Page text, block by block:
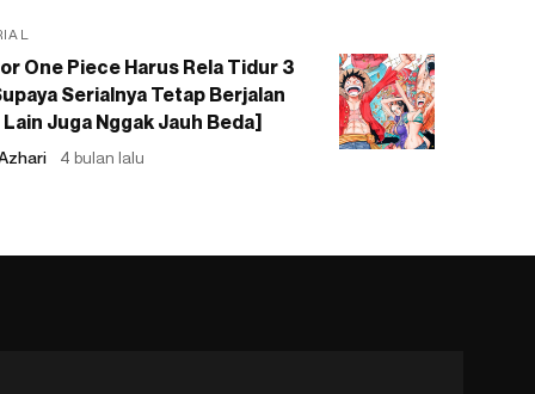
One Piece Harus Rela Tidur 3
Serialnya Tetap Berjalan
Lain Juga Nggak Jauh Beda]
4 bulan lalu